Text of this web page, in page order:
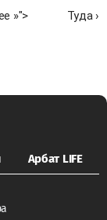
»"> Туда ›
Арбат LIFE